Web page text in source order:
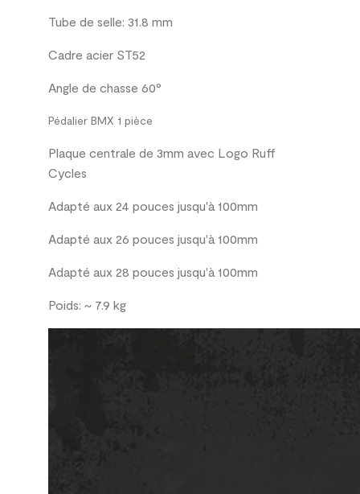
Tube de selle: 31.8 mm
Cadre acier ST52
Angle de chasse 60°
Pédalier BMX 1 pièce
Plaque centrale de 3mm avec Logo Ruff
Cycles
Adapté aux 24 pouces jusqu'à 100mm
Adapté aux 26 pouces jusqu'à 100mm
Adapté aux 28 pouces jusqu'à 100mm
Poids: ~ 7.9 kg